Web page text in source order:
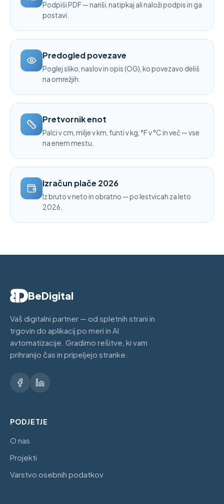
Podpiši PDF — nariši, natipkaj ali naloži podpis in ga
postavi.
Predogled povezave
Poglej sliko, naslov in opis (OG), ko povezavo deliš
na omrežjih.
Pretvornik enot
Palci v cm, milje v km, funti v kg, °F v °C in več — vse
na enem mestu.
Izračun plače 2026
Iz bruto v neto in obratno — po lestvicah za leto
2026.
BeDigital
Vaš digitalni partner — od spletnih strani in
trgovin do aplikacij po meri in AI
avtomatizacije. Gradimo rešitve, ki vam
prihranijo čas in pripeljejo stranke.
PODJETJE
O nas
Projekti
Varstvo osebnih podatkov